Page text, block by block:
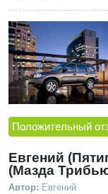
Положительный
Евгений
(Мазда
Автор: Евгений